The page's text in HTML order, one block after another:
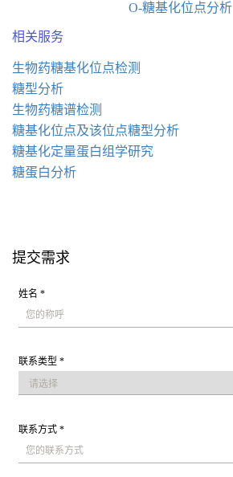
O-糖基化位点分析
相关服务
生物药糖基化位点检测
糖型分析
生物药糖谱检测
糖基化位点及该位点糖型分析
糖基化定量蛋白组学研究
糖蛋白分析
提交需求
姓名 *
联系类型 *
联系方式 *